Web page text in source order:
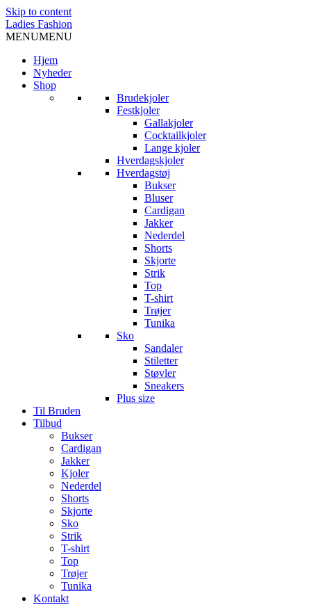
Skip to content
Ladies Fashion
MENUMENU
Hjem
Nyheder
Shop
Brudekjoler
Festkjoler
Gallakjoler
Cocktailkjoler
Lange kjoler
Hverdagskjoler
Hverdagstøj
Bukser
Bluser
Cardigan
Jakker
Nederdel
Shorts
Skjorte
Strik
Top
T-shirt
Trøjer
Tunika
Sko
Sandaler
Stiletter
Støvler
Sneakers
Plus size
Til Bruden
Tilbud
Bukser
Cardigan
Jakker
Kjoler
Nederdel
Shorts
Skjorte
Sko
Strik
T-shirt
Top
Trøjer
Tunika
Kontakt